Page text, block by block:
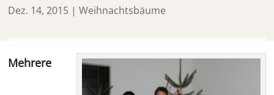
Dez. 14, 2015 |Weihnachtsbäume
Mehrere